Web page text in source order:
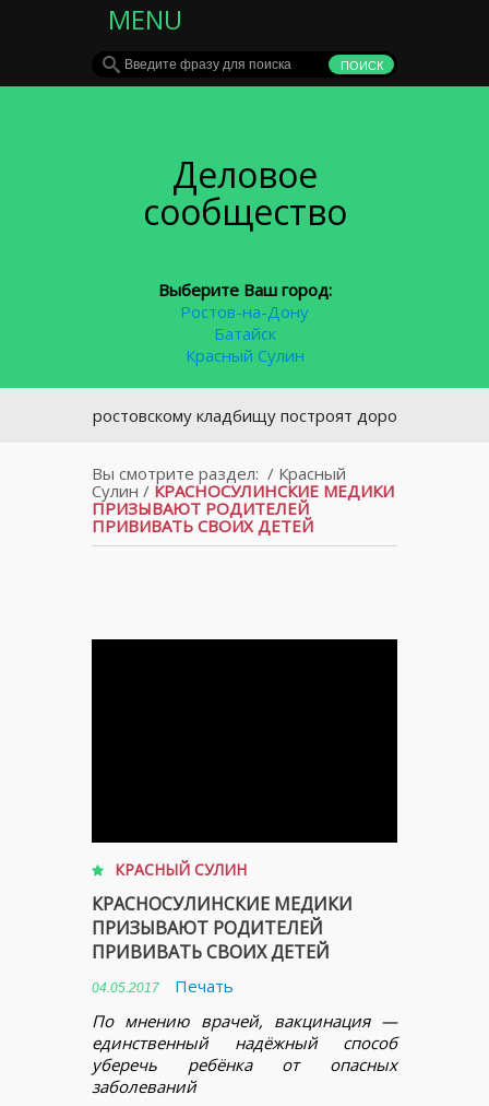
MENU
Деловое
сообщество
Выберите Ваш город:
Ростов-на-Дону
Батайск
Красный Сулин
ростовскому кладбищу построят дорогу
Вы смотрите раздел: / Красный
Сулин / КРАСНОСУЛИНСКИЕ МЕДИКИ
ПРИЗЫВАЮТ РОДИТЕЛЕЙ
ПРИВИВАТЬ СВОИХ ДЕТЕЙ
КРАСНЫЙ СУЛИН
КРАСНОСУЛИНСКИЕ МЕДИКИ
ПРИЗЫВАЮТ РОДИТЕЛЕЙ
ПРИВИВАТЬ СВОИХ ДЕТЕЙ
04.05.2017
Печать
По мнению врачей, вакцинация —
единственный надёжный способ
уберечь ребёнка от опасных
заболеваний